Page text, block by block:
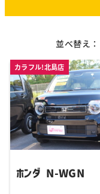
並べ替え：
カラフル!北島店
ホンダ N-WGN